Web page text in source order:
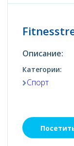
Описание:
Категории:
Спорт